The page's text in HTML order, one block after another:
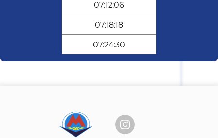
07:12:06
07:18:18
07:24:30
07:30:42
07:49:18